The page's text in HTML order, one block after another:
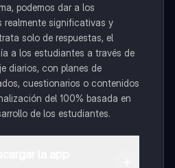
podemos dar a los
realmente significativas y
solo de respuestas, el
a los estudiantes a través de
diarios, con planes de
cuestionarios o contenidos
del 100% basada en
de los estudiantes.